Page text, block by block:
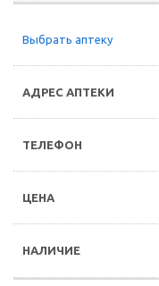
Выбрать аптеку